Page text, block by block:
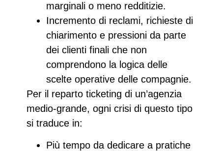
marginali o meno redditizie.
Incremento di reclami, richieste di
chiarimento e pressioni da parte
dei clienti finali che non
comprendono la logica delle
scelte operative delle compagnie.
Per il reparto ticketing di un’agenzia
medio‑grande, ogni crisi di questo tipo
si traduce in:
Più tempo da dedicare a pratiche